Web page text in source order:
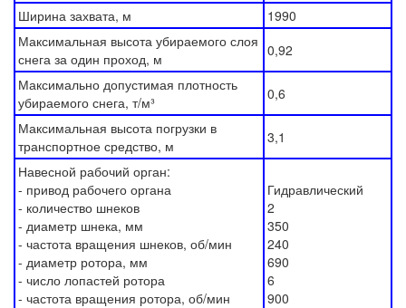
Ширина захвата, м
1990
Максимальная высота убираемого слоя
снега за один проход, м
0,92
Максимально допустимая плотность
убираемого снега, т/м³
0,6
Максимальная высота погрузки в
транспортное средство, м
3,1
Навесной рабочий орган:
- привод рабочего органа
- количество шнеков
- диаметр шнека, мм
- частота вращения шнеков, об/мин
- диаметр ротора, мм
- число лопастей ротора
- частота вращения ротора, об/мин
Гидравлический
2
350
240
690
6
900